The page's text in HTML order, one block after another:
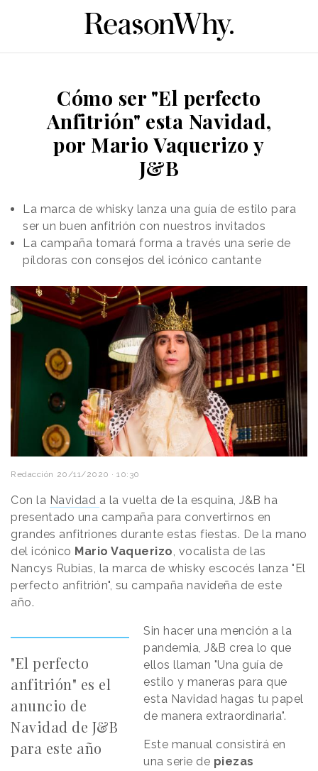
Cómo ser "El perfecto
Anfitrión" esta Navidad,
por Mario Vaquerizo y
J&B
La marca de whisky lanza una guía de estilo para
ser un buen anfitrión con nuestros invitados
La campaña tomará forma a través una serie de
píldoras con consejos del icónico cantante
Redacción 20/11/2020 · 10:30
Con la Navidad a la vuelta de la esquina, J&B ha
presentado una campaña para convertirnos en
grandes anfitriones durante estas fiestas. De la mano
del icónico Mario Vaquerizo, vocalista de las
Nancys Rubias, la marca de whisky escocés lanza "El
perfecto anfitrión", su campaña navideña de este
año.
"El perfecto
anfitrión" es el
anuncio de
Navidad de J&B
para este año
Sin hacer una mención a la
pandemia, J&B crea lo que
ellos llaman "Una guía de
estilo y maneras para que
esta Navidad hagas tu papel
de manera extraordinaria".
Este manual consistirá en
una serie de piezas